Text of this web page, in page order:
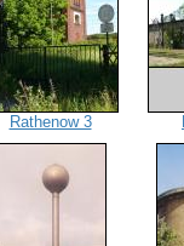
Rathenow 3